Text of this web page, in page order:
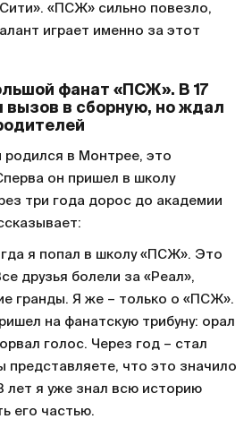
«ПСЖ» сильно повезло,
играет именно за этот
фанат «ПСЖ». В 17
вызов в сборную, но ждал
в Монтрее, это
он пришел в школу
три года дорос до академии
я попал в школу «ПСЖ». Это
друзья болели за «Реал»,
гранды. Я же – только о «ПСЖ».
на фанатскую трибуну: орал
голос. Через год – стал
представляете, что это значило
лет я уже знал всю историю
его частью.